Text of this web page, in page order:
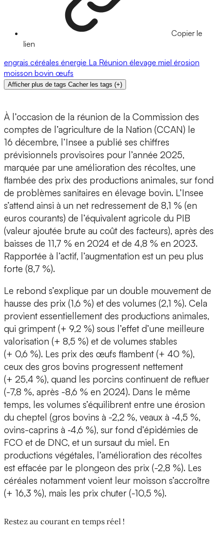
Copier le
lien
engrais céréales énergie La Réunion élevage miel érosion
moisson bovin œufs
Afficher plus de tags Cacher les tags (+)
À l’occasion de la réunion de la Commission des
comptes de l’agriculture de la Nation (CCAN) le
16 décembre, l’Insee a publié ses chiffres
prévisionnels provisoires pour l’année 2025,
marquée par une amélioration des récoltes, une
flambée des prix des productions animales, sur fond
de problèmes sanitaires en élevage bovin. L’Insee
s’attend ainsi à un net redressement de 8,1 % (en
euros courants) de l’équivalent agricole du PIB
(valeur ajoutée brute au coût des facteurs), après des
baisses de 11,7 % en 2024 et de 4,8 % en 2023.
Rapportée à l’actif, l’augmentation est un peu plus
forte (8,7 %).
Le rebond s’explique par un double mouvement de
hausse des prix (1,6 %) et des volumes (2,1 %). Cela
provient essentiellement des productions animales,
qui grimpent (+ 9,2 %) sous l’effet d’une meilleure
valorisation (+ 8,5 %) et de volumes stables
(+ 0,6 %). Les prix des œufs flambent (+ 40 %),
ceux des gros bovins progressent nettement
(+ 25,4 %), quand les porcins continuent de refluer
(-7,8 %, après -8,6 % en 2024). Dans le même
temps, les volumes s’équilibrent entre une érosion
du cheptel (gros bovins à -2,2 %, veaux à ‑4,5 %,
ovins-caprins à ‑4,6 %), sur fond d’épidémies de
FCO et de DNC, et un sursaut du miel. En
productions végétales, l’amélioration des récoltes
est effacée par le plongeon des prix (-2,8 %). Les
céréales notamment voient leur moisson s’accroître
(+ 16,3 %), mais les prix chuter (-10,5 %).
Restez au courant en temps réel !